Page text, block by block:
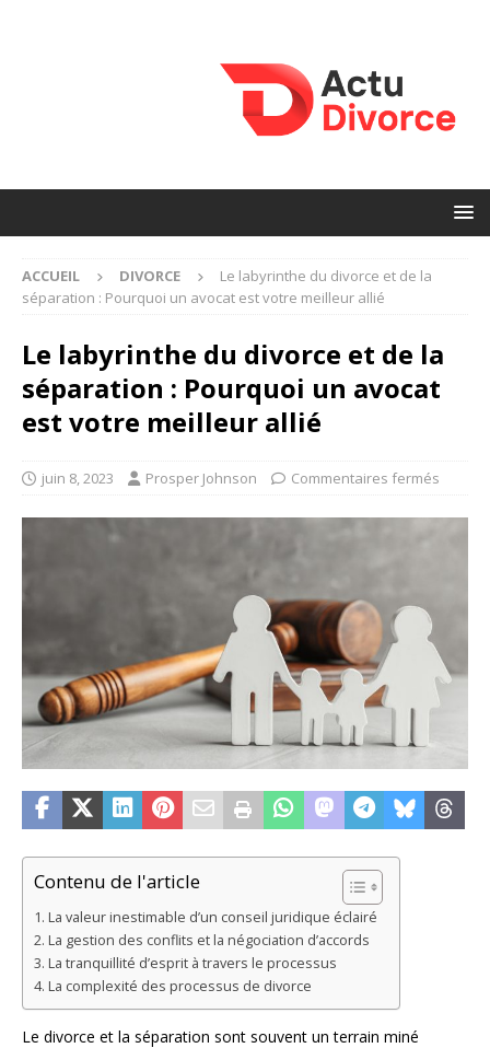
ACCUEIL DIVORCE
Le labyrinthe du divorce et de la
séparation : Pourquoi un avocat est votre meilleur allié
Le labyrinthe du divorce et de la
séparation : Pourquoi un avocat
est votre meilleur allié
juin 8, 2023 Prosper Johnson Commentaires fermés
Contenu de l'article
La valeur inestimable d’un conseil juridique éclairé
La gestion des conflits et la négociation d’accords
La tranquillité d’esprit à travers le processus
La complexité des processus de divorce
Le divorce et la séparation sont souvent un terrain miné